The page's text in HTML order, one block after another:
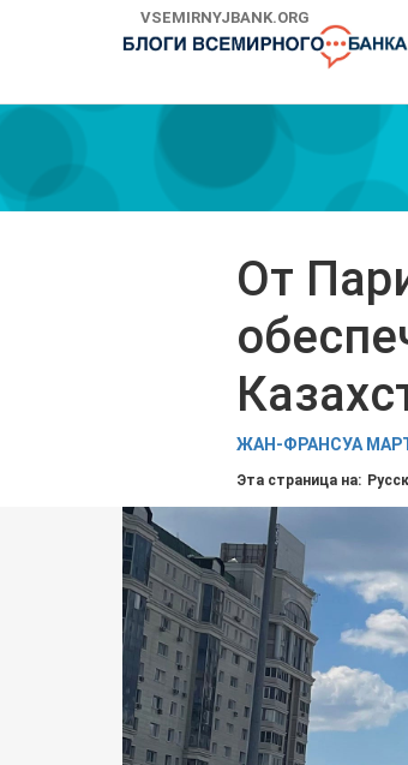
VSEMIRNYJBANK.ORG
От
ЖАН-ФРАНСУА
Эта страница на: